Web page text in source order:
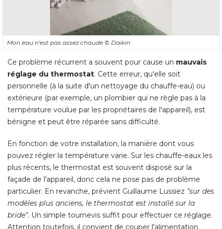
Mon eau n'est pas assez chaude © Daikin
Ce problème récurrent a souvent pour cause un mauvais
réglage du thermostat. Cette erreur, qu'elle soit
personnelle (à la suite d'un nettoyage du chauffe-eau) ou
extérieure (par exemple, un plombier qui ne règle pas à la
température voulue par les propriétaires de l'appareil), est
bénigne et peut être réparée sans difficulté.
En fonction de votre installation, la manière dont vous
pouvez régler la température varie. Sur les chauffe-eaux les
plus récents, le thermostat est souvent disposé sur la
façade de l'appareil, donc cela ne pose pas de problème
particulier. En revanche, prévient Guillaume Lussiez "sur des
modèles plus anciens, le thermostat est installé sur la
bride". Un simple tournevis suffit pour effectuer ce réglage.
Attention toutefois, il convient de couper l'alimentation